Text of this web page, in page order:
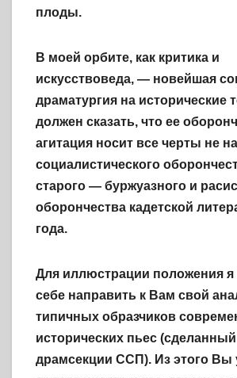
плоды.
В моей орбите, как критика и
искусствоведа, — новейшая
драматургия на исторические
должен сказать, что ее
агитация носит все черты не
социалистического
старого — буржуазного и
оборончества кадетской
года.
Для иллюстрации положения
себе направить к Вам свой
типичных образчиков
исторических пьес
драмсекции ССП). Из этого Вы